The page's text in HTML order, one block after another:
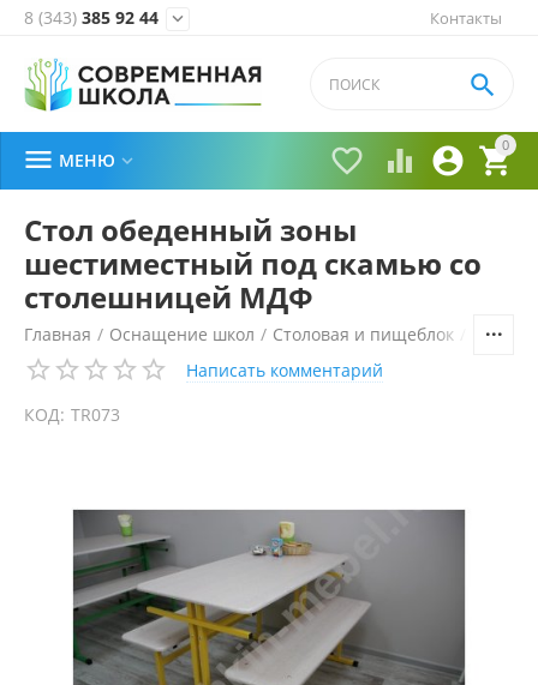
Контакты
8 (343) 385 92 44 
0


 

 МЕНЮ 
Стол обеденный зоны
шестиместный под скамью со
столешницей МДФ
Главная / Оснащение школ / Столовая и пищеблок
Написать комментарий
КОД: TR073